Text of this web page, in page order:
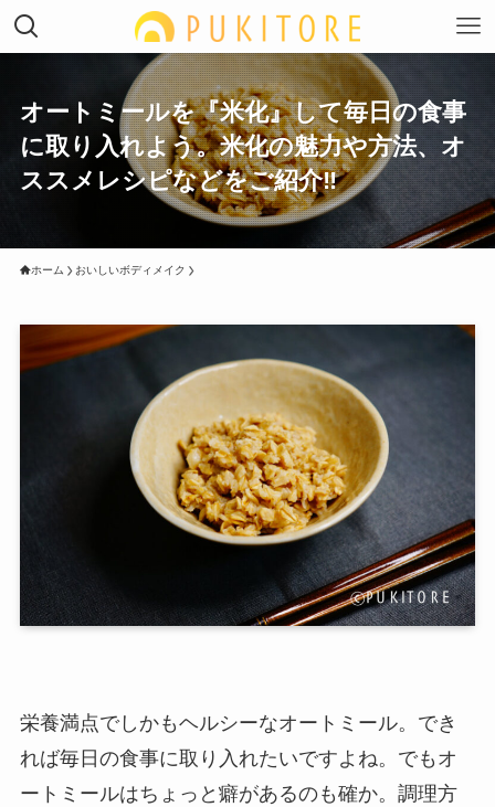
オートミールを『米化』して毎日の食事
に取り入れよう。米化の魅力や方法、オ
ススメレシピなどをご紹介‼︎
ホーム おいしいボディメイク
栄養満点でしかもヘルシーなオートミール。でき
れば毎日の食事に取り入れたいですよね。でもオ
ートミールはちょっと癖があるのも確か。調理方